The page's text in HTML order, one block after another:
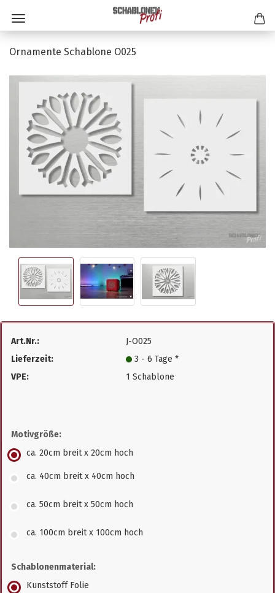
Ornamente Schablone O025
Art.Nr.:
J-O025
Lieferzeit:
3 - 6 Tage *
VPE:
1 Schablone
Motivgröße:
ca. 20cm breit x 20cm hoch
ca. 40cm breit x 40cm hoch
ca. 50cm breit x 50cm hoch
ca. 100cm breit x 100cm hoch
Schablonenmaterial:
Kunststoff Folie